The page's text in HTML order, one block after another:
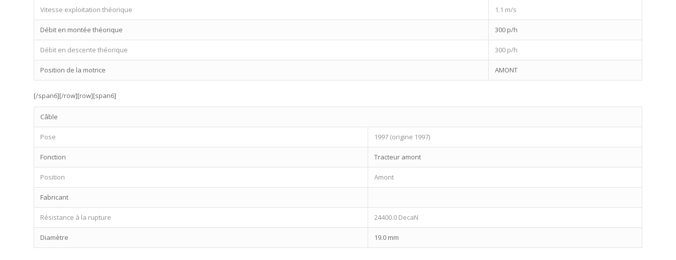
Vitesse exploitation théorique 1.1 m/s
Débit en montée théorique 300 p/h
Débit en descente théorique 300 p/h
Position de la motrice AMONT
[/span6][/row][row][span6]
Câble
Pose 1997 (origine 1997)
Fonction Tracteur amont
Position Amont
Fabricant
Résistance à la rupture 24400.0 DecaN
Diamètre 19.0 mm